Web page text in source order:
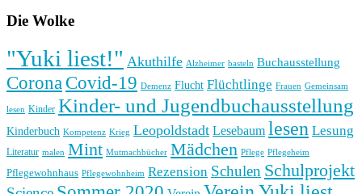
Die Wolke
"Yuki liest!" Akuthilfe Alzheimer basteln Buchausstellung
Corona Covid-19 Demenz Flucht Flüchtlinge Frauen Gemeinsam
lesen Kinder Kinder- und Jugendbuchausstellung
Kinderbuch Kompetenz Krieg Leopoldstadt Lesebaum lesen Lesung
Literatur malen Mint Mutmachbücher Mädchen Pflege Pflegeheim
Pflegewohnhaus Pflegewohnheim Rezension Schulen Schulprojekt